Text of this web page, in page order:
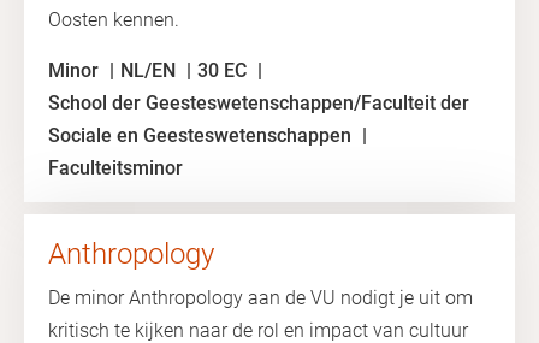
Oosten kennen.
Minor NL/EN
30 EC
School der Geesteswetenschappen/Faculteit der
Sociale en Geesteswetenschappen
Faculteitsminor
Anthropology
De minor Anthropology aan de VU nodigt je uit om
kritisch te kijken naar de rol en impact van cultuur